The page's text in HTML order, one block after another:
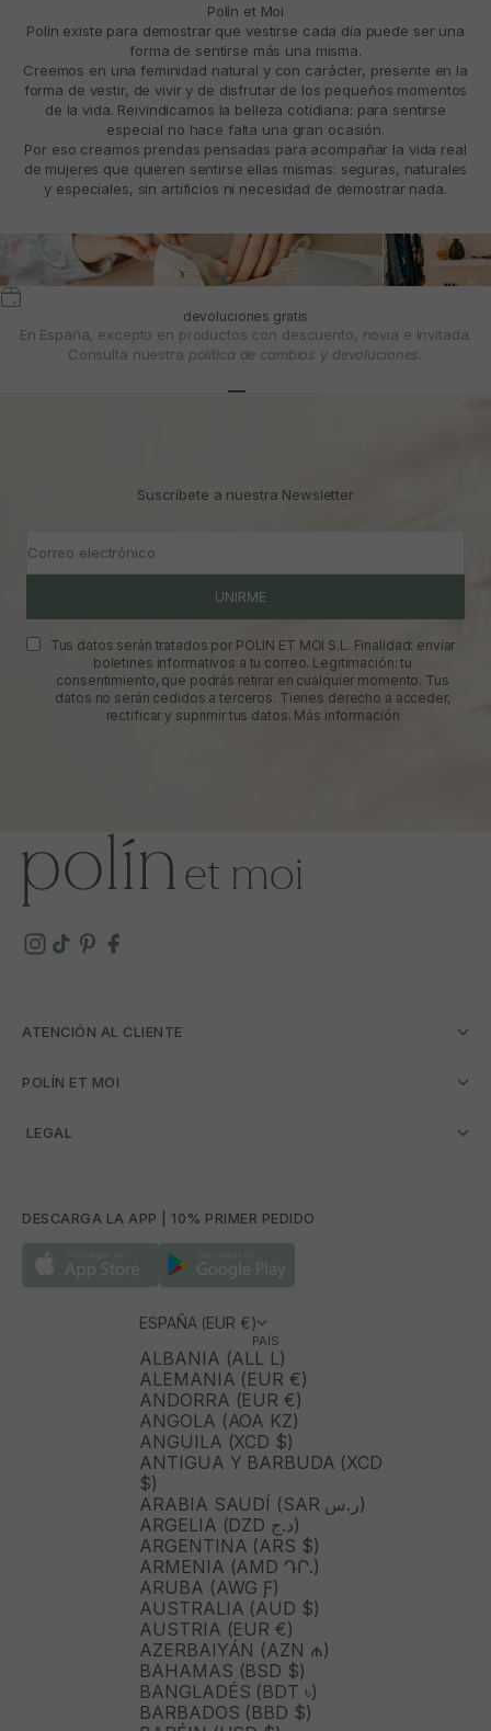
Polín et Moi
Polín existe para demostrar que vestirse cada día puede ser una
forma de sentirse más una misma.
Creemos en una feminidad natural y con carácter, presente en la
forma de vestir, de vivir y de disfrutar de los pequeños momentos
de la vida. Reivindicamos la belleza cotidiana: para sentirse
especial no hace falta una gran ocasión.
Por eso creamos prendas pensadas para acompañar la vida real
de mujeres que quieren sentirse ellas mismas: seguras, naturales
y especiales, sin artificios ni necesidad de demostrar nada.
devoluciones gratis
En España, excepto en productos con descuento, novia e Invitada.
Consulta nuestra política de cambios y devoluciones.
Suscríbete a nuestra Newsletter
Correo electrónico
UNIRME
Tus datos serán tratados por POLIN ET MOI S.L. Finalidad: enviar
boletines informativos a tu correo. Legitimación: tu
consentimiento, que podrás retirar en cualquier momento. Tus
datos no serán cedidos a terceros. Tienes derecho a acceder,
rectificar y suprimir tus datos. Más información
ATENCIÓN AL CLIENTE
POLÍN ET MOI
­ LEGAL
DESCARGA LA APP | 10% PRIMER PEDIDO
ESPAÑA (EUR €)
PAÍS
ALBANIA (ALL L)
ALEMANIA (EUR €)
ANDORRA (EUR €)
ANGOLA (AOA KZ)
ANGUILA (XCD $)
ANTIGUA Y BARBUDA (XCD
$)
ARABIA SAUDÍ (SAR ر.س)
ARGELIA (DZD د.ج)
ARGENTINA (ARS $)
ARMENIA (AMD ԴՐ.)
ARUBA (AWG Ƒ)
AUSTRALIA (AUD $)
AUSTRIA (EUR €)
AZERBAIYÁN (AZN ₼)
BAHAMAS (BSD $)
BANGLADÉS (BDT ৳)
BARBADOS (BBD $)